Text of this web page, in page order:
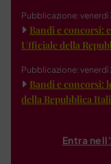
Pubblicazione: venerdì
Bandi e concorsi:
Ufficiale della
Pubblicazione:
Bandi e concorsi:
della Repubblica
Entra